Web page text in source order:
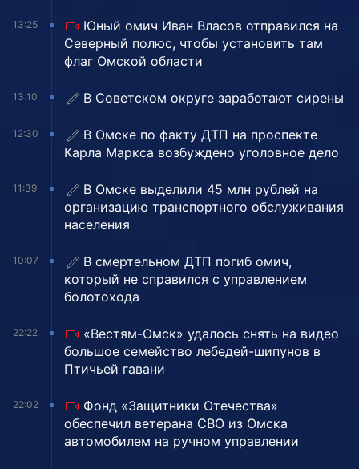
13:25
Юный омич Иван Власов отправился на
Северный полюс, чтобы установить там
флаг Омской области
13:10 В Советском округе заработают сирены
12:30
В Омске по факту ДТП на проспекте
Карла Маркса возбуждено уголовное дело
11:39
В Омске выделили 45 млн рублей на
организацию транспортного обслуживания
населения
10:07
В смертельном ДТП погиб омич,
который не справился с управлением
болотохода
22:22
«Вестям-Омск» удалось снять на видео
большое семейство лебедей-шипунов в
Птичьей гавани
22:02
Фонд «Защитники Отечества»
обеспечил ветерана СВО из Омска
автомобилем на ручном управлении